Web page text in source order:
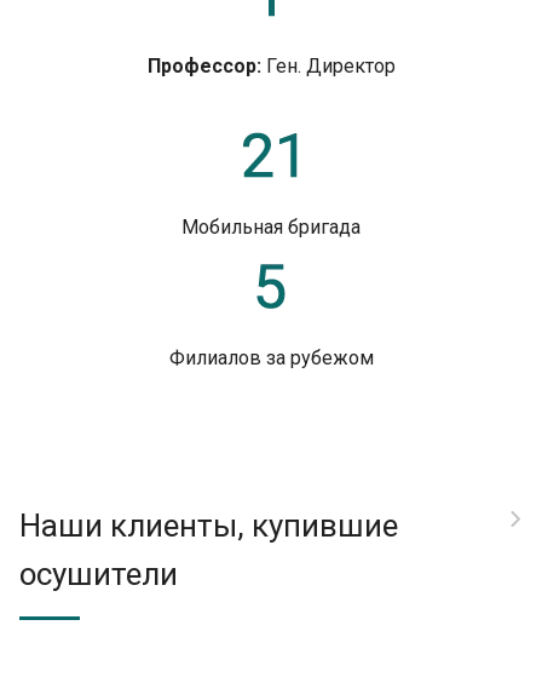
Профессор:Ген. Директор
Мобильная бригада
Филиалов за рубежом
Наши клиенты, купившие
осушители